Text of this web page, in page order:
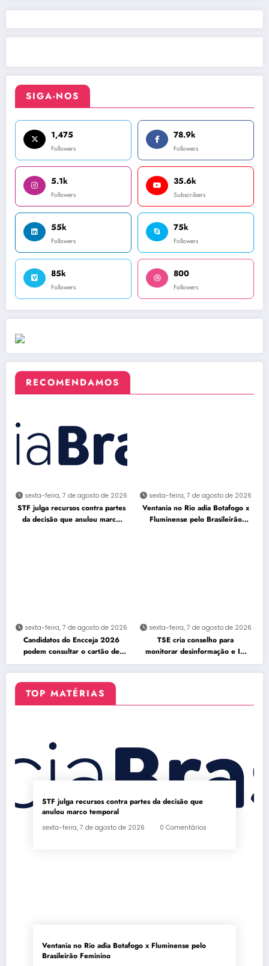
SIGA-NOS
1,475
Followers
78.9k
Followers
5.1k
Followers
35.6k
Subscribers
55k
Followers
75k
Followers
85k
Followers
800
Followers
RECOMENDAMOS
sexta-feira, 7 de agosto de 2026
STF julga recursos contra partes
da decisão que anulou marco
sexta-feira, 7 de agosto de 2026
Ventania no Rio adia Botafogo x
Fluminense pelo Brasileirão
sexta-feira, 7 de agosto de 2026
Candidatos do Encceja 2026
podem consultar o cartão de
inscrição
sexta-feira, 7 de agosto de 2026
TSE cria conselho para
monitorar desinformação e IA
nas eleições
TOP MATÉRIAS
STF julga recursos contra partes da decisão que
anulou marco temporal
sexta-feira, 7 de agosto de 2026 0 Comentários
Ventania no Rio adia Botafogo x Fluminense pelo
Brasileirão Feminino